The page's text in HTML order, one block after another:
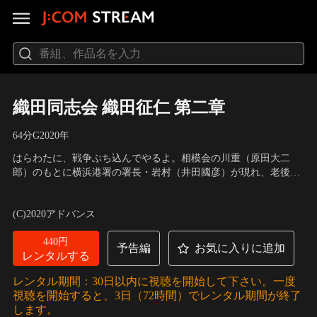
織田同志会 織田征仁 第二章
64分G2020年
はらわたに、戦争ぶち込んでやるよ。相模会の川重（原田大二
郎）のもとに横浜港署の署長・岩村（井田國彦）が現れ、老後の
をさせる。候補に挙がったのは織田同志会の杉田晋作（青木玄
徳）の父親・杉田圭作（飯島大介）だった。
(C)2020アドバンス
440円
レンタルする
予告編 お気に入りに追加
レンタル期間：30日以内に視聴を開始して下さい。一度
視聴を開始すると、3日（72時間）でレンタル期間が終了
します。